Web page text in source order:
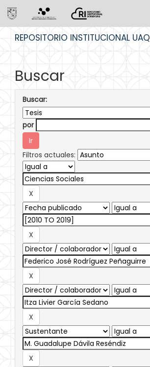
REPOSITORIO INSTITUCIONAL UAQ
Buscar
Buscar:
por
Filtros actuales: